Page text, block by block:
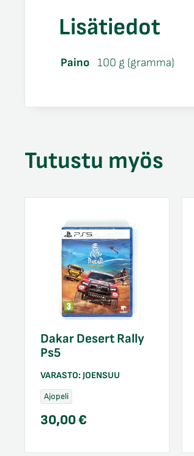
Lisätiedot
Paino 100 g (gramma)
Tutustu myös
Dakar Desert Rally
Ps5
VARASTO: JOENSUU
Ajopeli
30,00€